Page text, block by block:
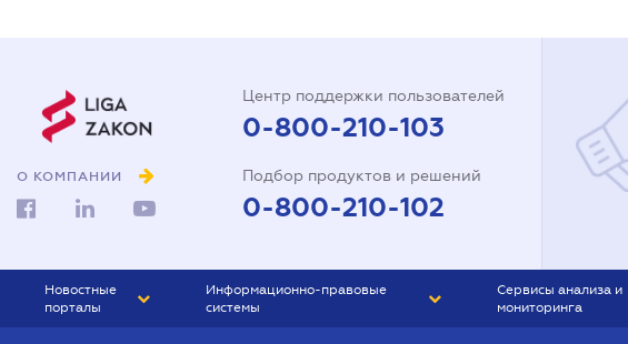
О КОМПАНИИ
Центр поддержки пользователей
0-800-210-103
Подбор продуктов и решений
0-800-210-102
Новостные
порталы
Информационно-правовые
системы
Сервисы анализа и
мониторинга